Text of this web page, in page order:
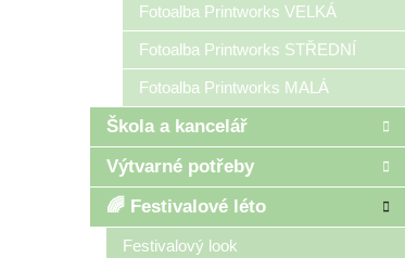
Fotoalba Printworks VELKÁ
Fotoalba Printworks STŘEDNÍ
Fotoalba Printworks MALÁ
Škola a kancelář
Výtvarné potřeby
🌈 Festivalové léto
Festivalový look